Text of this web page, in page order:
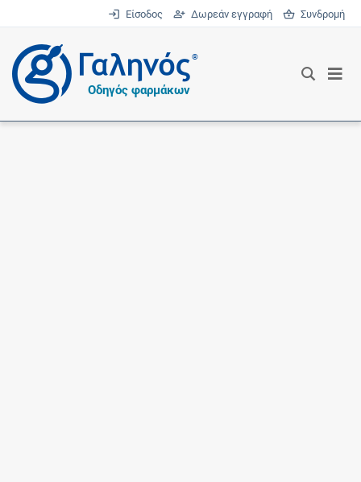
Είσοδος Δωρεάν εγγραφή Συνδρομή
®
Οδηγός φαρμάκων